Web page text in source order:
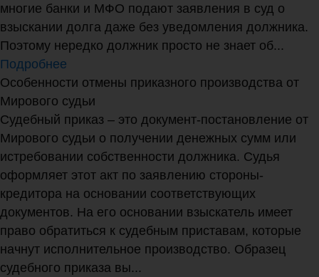
многие банки и МФО подают заявления в суд о
взыскании долга даже без уведомления должника.
Поэтому нередко должник просто не знает об...
Подробнее
Особенности отмены приказного производства от
Мирового судьи
Судебный приказ – это документ-постановление от
Мирового судьи о получении денежных сумм или
истребовании собственности должника. Судья
оформляет этот акт по заявлению стороны-
кредитора на основании соответствующих
документов. На его основании взыскатель имеет
право обратиться к судебным приставам, которые
начнут исполнительное производство. Образец
судебного приказа вы...